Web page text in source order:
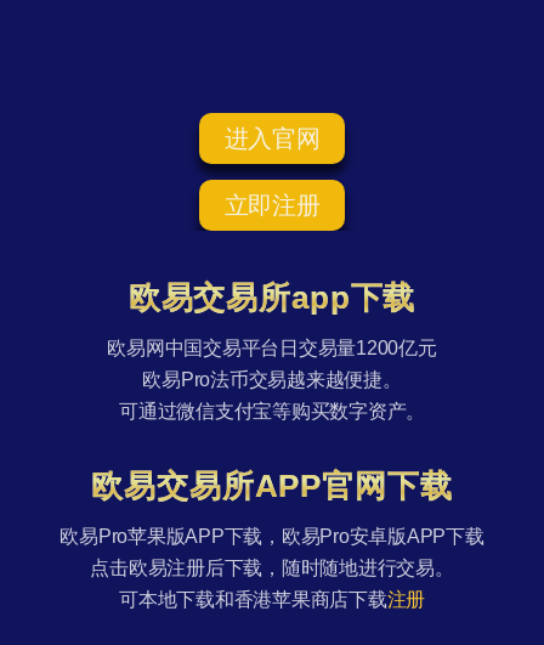
进入官网
立即注册
欧易交易所app下载
欧易网中国交易平台日交易量1200亿元
欧易Pro法币交易越来越便捷。
可通过微信支付宝等购买数字资产。
欧易交易所APP官网下载
欧易Pro苹果版APP下载，欧易Pro安卓版APP下载
点击欧易注册后下载，随时随地进行交易。
可本地下载和香港苹果商店下载注册